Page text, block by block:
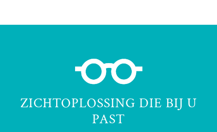
ZICHTOPLOSSING DIE BIJ U
PAST